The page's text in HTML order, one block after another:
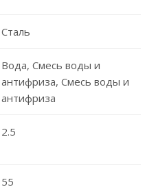
Сталь
Вода, Смесь воды и
антифриза, Смесь воды и
антифриза
2.5
55